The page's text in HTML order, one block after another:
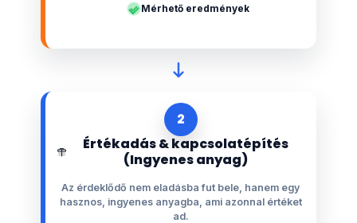
Mérhető eredmények
2
Értékadás & kapcsolatépítés
(Ingyenes anyag)
Az érdeklődő nem eladásba fut bele, hanem egy
hasznos, ingyenes anyagba, ami azonnal értéket
ad.